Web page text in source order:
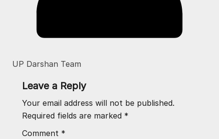
UP Darshan Team
Leave a Reply
Your email address will not be published.
Required fields are marked *
Comment *